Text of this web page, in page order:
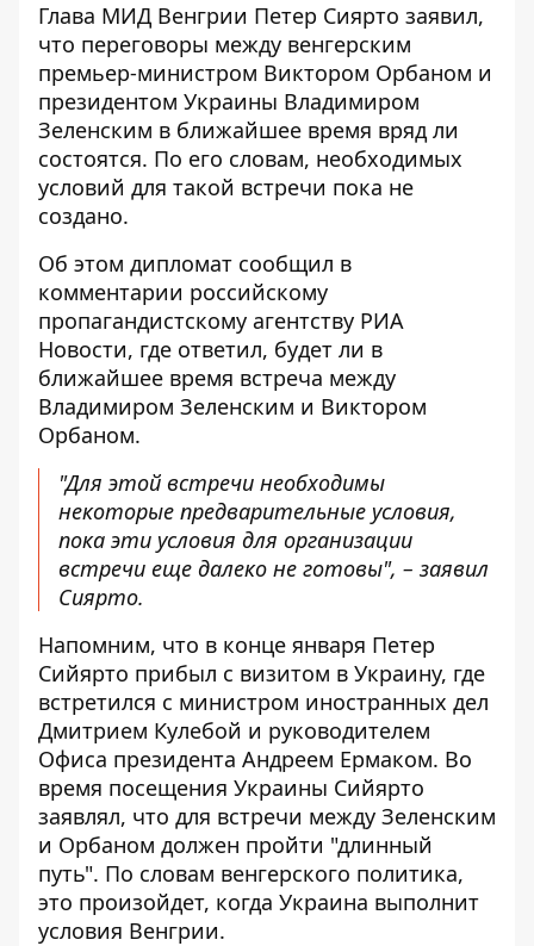
Глава МИД Венгрии Петер Сиярто заявил,
что переговоры между венгерским
премьер-министром Виктором Орбаном и
президентом Украины Владимиром
Зеленским в ближайшее время вряд ли
состоятся. По его словам, необходимых
условий для такой встречи пока не
создано.
Об этом дипломат сообщил в
комментарии российскому
пропагандистскому агентству РИА
Новости, где ответил, будет ли в
ближайшее время встреча между
Владимиром Зеленским и Виктором
Орбаном.
"Для этой встречи необходимы
некоторые предварительные условия,
пока эти условия для организации
встречи еще далеко не готовы", – заявил
Сиярто.
Напомним, что в конце января Петер
Сийярто прибыл с визитом в Украину, где
встретился с министром иностранных дел
Дмитрием Кулебой и руководителем
Офиса президента Андреем Ермаком. Во
время посещения Украины Сийярто
заявлял, что для встречи между Зеленским
и Орбаном должен пройти "длинный
путь". По словам венгерского политика,
это произойдет, когда Украина выполнит
условия Венгрии.